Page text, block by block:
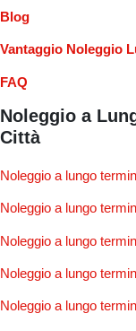
Blog
Vantaggio Noleggio
FAQ
Noleggio a
Città
Noleggio a lungo
Noleggio a lungo
Noleggio a lungo
Noleggio a lungo
Noleggio a lungo